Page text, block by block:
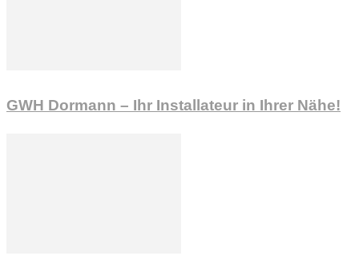
GWH Dormann – Ihr Installateur in Ihrer Nähe!